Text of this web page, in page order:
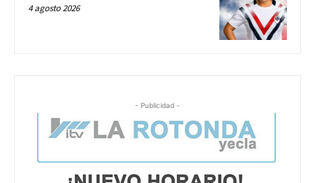
4 agosto 2026
- Publicidad -